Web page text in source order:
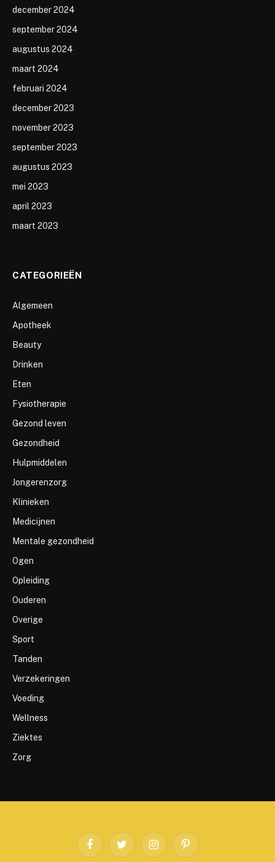
december 2024
september 2024
augustus 2024
maart 2024
februari 2024
december 2023
november 2023
september 2023
augustus 2023
mei 2023
april 2023
maart 2023
CATEGORIEËN
Algemeen
Apotheek
Beauty
Drinken
Eten
Fysiotherapie
Gezond leven
Gezondheid
Hulpmiddelen
Jongerenzorg
Klinieken
Medicijnen
Mentale gezondheid
Ogen
Opleiding
Ouderen
Overige
Sport
Tanden
Verzekeringen
Voeding
Wellness
Ziektes
Zorg
FacebookTwitter InstagramPinterest